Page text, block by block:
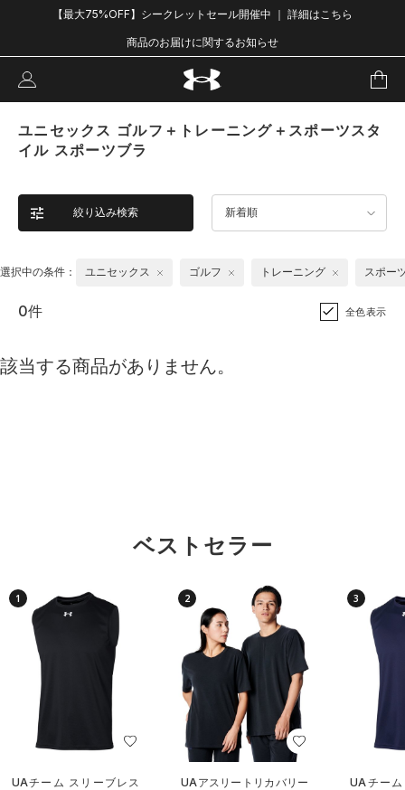
【最大75%OFF】シークレットセール開催中 ｜ 詳細はこちら
商品のお届けに関するお知らせ
ユニセックス ゴルフ＋トレーニング＋スポーツスタ
イル スポーツブラ
絞り込み検索 新着順
選択中の条件： ユニセックス ゴルフ トレーニング スポー
0件 全色表示
該当する商品がありません。
ベストセラー
1
UAチーム スリーブレス
2
UAアスリートリカバリー
3
UAチー